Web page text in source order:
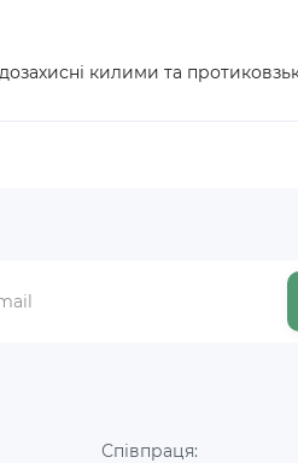
килими та
Співпраця: